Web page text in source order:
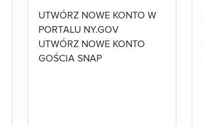
UTWÓRZ NOWE KONTO W
PORTALU NY.GOV
UTWÓRZ NOWE KONTO
GOŚCIA SNAP